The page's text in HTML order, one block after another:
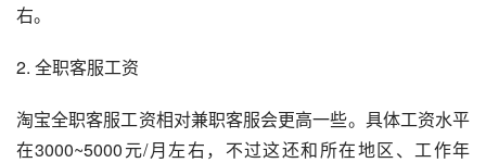
右。
2. 全职客服工资
淘宝全职客服工资相对兼职客服会更高一些。具体工资水平
在3000~5000元/月左右，不过这还和所在地区、工作年